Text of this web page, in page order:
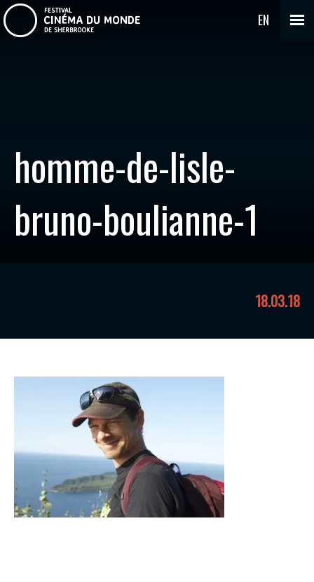
EN
homme-de-lisle-
bruno-boulianne-1
18.03.18